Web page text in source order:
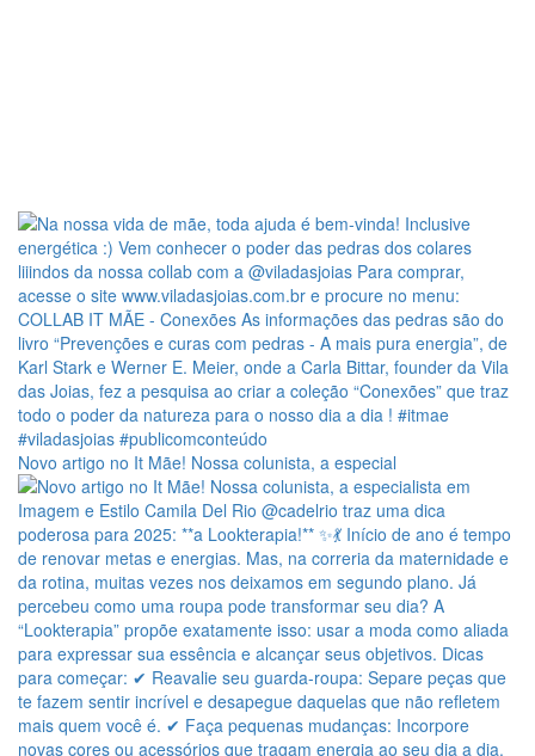
Novo artigo no It Mãe! Nossa colunista, a especial